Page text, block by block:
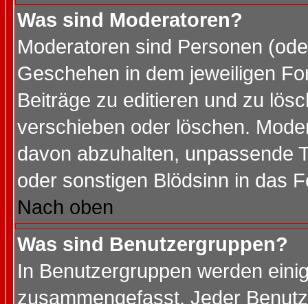
Was sind Moderatoren?
Moderatoren sind Personen
Geschehen in dem jeweiligen
Beiträge zu editieren und zu
verschieben oder löschen.
davon abzuhalten, unpassende
oder sonstigen Blödsinn in das
Nach oben
Was sind Benutzergruppen?
In Benutzergruppen werden
zusammengefasst. Jeder